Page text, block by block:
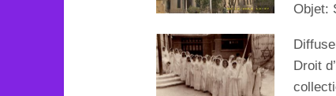
Objet:
Droit